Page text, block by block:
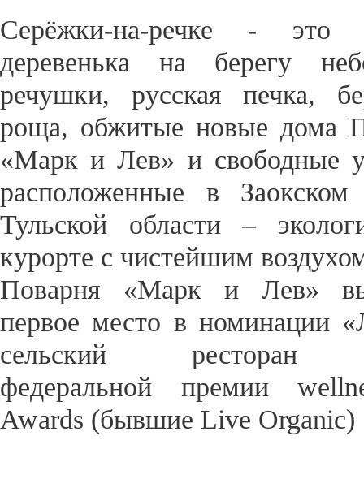
Серёжки-на-речке - это
деревенька на берегу
речушки, русская печка,
роща, обжитые новые дома
«Марк и Лев» и свободные
расположенные в Заокском
Тульской области –
курорте с чистейшим
Поварня «Марк и Лев»
первое место в номинации
сельский ресторан
федеральной премии
Awards (бывшие Live Organic)